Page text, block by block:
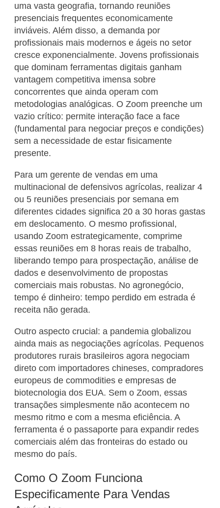
uma vasta geografia, tornando reuniões
presenciais frequentes economicamente
inviáveis. Além disso, a demanda por
profissionais mais modernos e ágeis no setor
cresce exponencialmente. Jovens profissionais
que dominam ferramentas digitais ganham
vantagem competitiva imensa sobre
concorrentes que ainda operam com
metodologias analógicas. O Zoom preenche um
vazio crítico: permite interação face a face
(fundamental para negociar preços e condições)
sem a necessidade de estar fisicamente
presente.
Para um gerente de vendas em uma
multinacional de defensivos agrícolas, realizar 4
ou 5 reuniões presenciais por semana em
diferentes cidades significa 20 a 30 horas gastas
em deslocamento. O mesmo profissional,
usando Zoom estrategicamente, comprime
essas reuniões em 8 horas reais de trabalho,
liberando tempo para prospectação, análise de
dados e desenvolvimento de propostas
comerciais mais robustas. No agronegócio,
tempo é dinheiro: tempo perdido em estrada é
receita não gerada.
Outro aspecto crucial: a pandemia globalizou
ainda mais as negociações agrícolas. Pequenos
produtores rurais brasileiros agora negociam
direto com importadores chineses, compradores
europeus de commodities e empresas de
biotecnologia dos EUA. Sem o Zoom, essas
transações simplesmente não acontecem no
mesmo ritmo e com a mesma eficiência. A
ferramenta é o passaporte para expandir redes
comerciais além das fronteiras do estado ou
mesmo do país.
Como O Zoom Funciona
Especificamente Para Vendas